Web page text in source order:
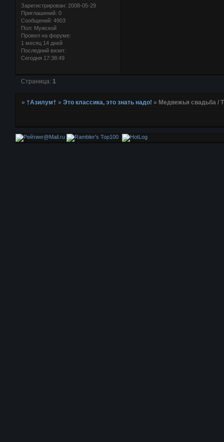
Зарегистрирован: 2008-05-29
Приглашений: 0
Сообщений: 4903
Пол: Мужской
Провел на форуме:
1 месяц 14 дней
Последний визит:
Сегодня 17:38:49
Страница: 1
»†Азилум† »Это классика, это знать надо! » Медвежья свадьба /